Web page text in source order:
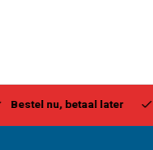
bezorgd, vanaf € 75,00